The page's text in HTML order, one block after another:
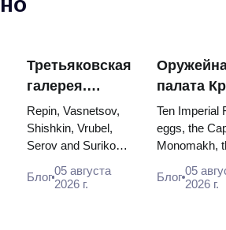
Третьяковская
галерея.
Шедевры:
картины, ради
которых стоит
строить
планы
Repin, Vasnetsov,
Shishkin, Vrubel,
Serov and Surikov
stop people, where
Блог05 августа
2026 г.
палата
яйца
троны и
одеяния
Ten Imperial
eggs, the
Monomakh,
boy tsars
Блог 05
2026 г.